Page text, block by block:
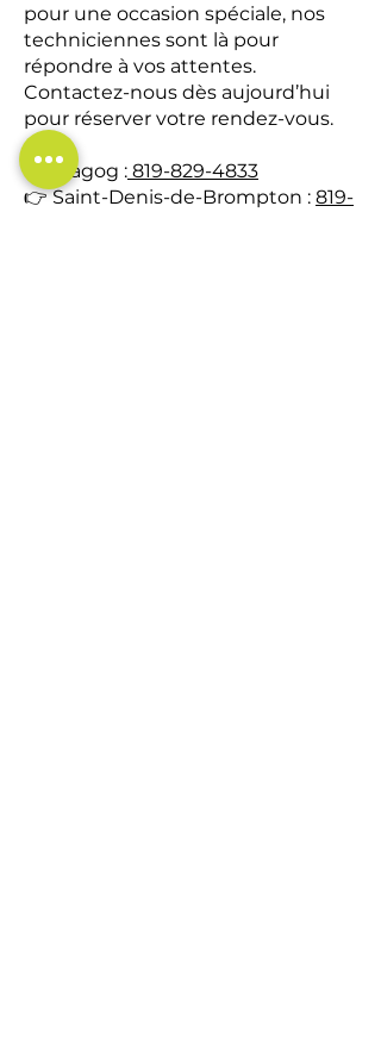
pour une occasion spéciale, nos
techniciennes sont là pour
répondre à vos attentes.
Contactez-nous dès aujourd’hui
pour réserver votre rendez-vous.
👉 Magog : 819-829-4833
👉 Saint-Denis-de-Brompton : 819-